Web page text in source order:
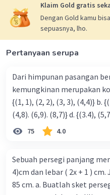
Klaim Gold gratis
Dengan Gold kamu
sepuasnya, lho.
Pertanyaan serupa
Dari himpunan pasangan
kemungkinan merupakan ko- respondensi satu-
{(1, 1), (2, 2), (3, 3), (4,4)} b. {(1, 2), (2, 3), (3, 4). (4,5)} c. {(2,7).
(4,8). (6,9). (8,7)} d.
75 4.0
Sebuah persegi panjang
4)cm dan lebar ( 2x + 1 )
85 cm. a. Buatlah sket